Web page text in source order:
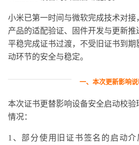
小米已第一时间与微软完成技术对
产品的适配验证、固件开发与更新
平稳完成证书过渡，不受旧证书到期
动环节的安全与稳定。
一、本次更新影响说
本次证书更替影响设备安全启动校
情况：
1、部分使用旧证书签名的启动介